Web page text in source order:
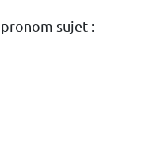
pronom sujet :